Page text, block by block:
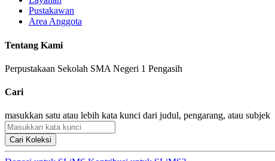
Pustakawan
Area Anggota
Tentang Kami
Perpustakaan Sekolah SMA Negeri 1 Pengasih
Cari
masukkan satu atau lebih kata kunci dari judul, pengarang, atau subjek
Cari Koleksi